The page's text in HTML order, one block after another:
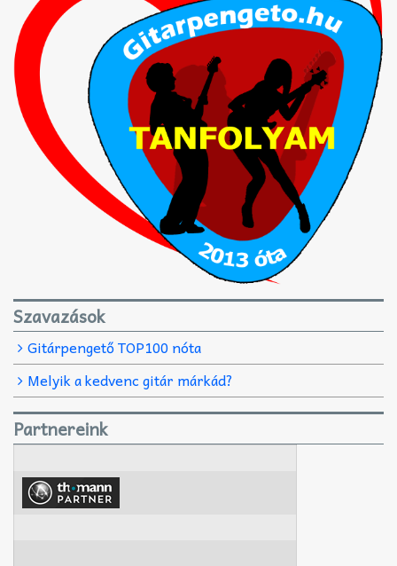
Szavazások
Gitárpengető TOP100 nóta
Melyik a kedvenc gitár márkád?
Partnereink